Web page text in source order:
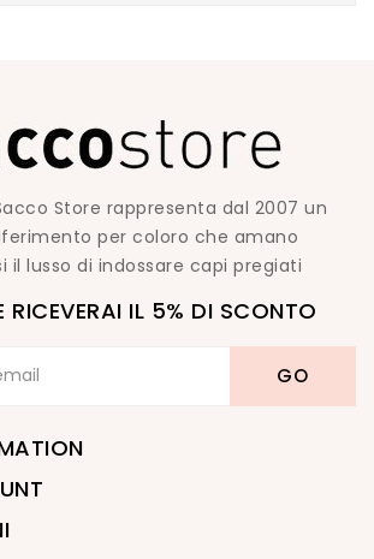
Store rappresenta dal 2007 un
per coloro che amano
il lusso di indossare capi pregiati
RICEVERAI IL 5% DI SCONTO